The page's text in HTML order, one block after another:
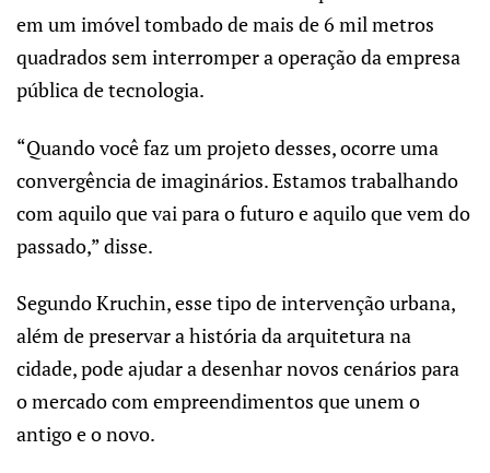
em um imóvel tombado de mais de 6 mil metros
quadrados sem interromper a operação da empresa
pública de tecnologia.
“Quando você faz um projeto desses, ocorre uma
convergência de imaginários. Estamos trabalhando
com aquilo que vai para o futuro e aquilo que vem do
passado,” disse.
Segundo Kruchin, esse tipo de intervenção urbana,
além de preservar a história da arquitetura na
cidade, pode ajudar a desenhar novos cenários para
o mercado com empreendimentos que unem o
antigo e o novo.